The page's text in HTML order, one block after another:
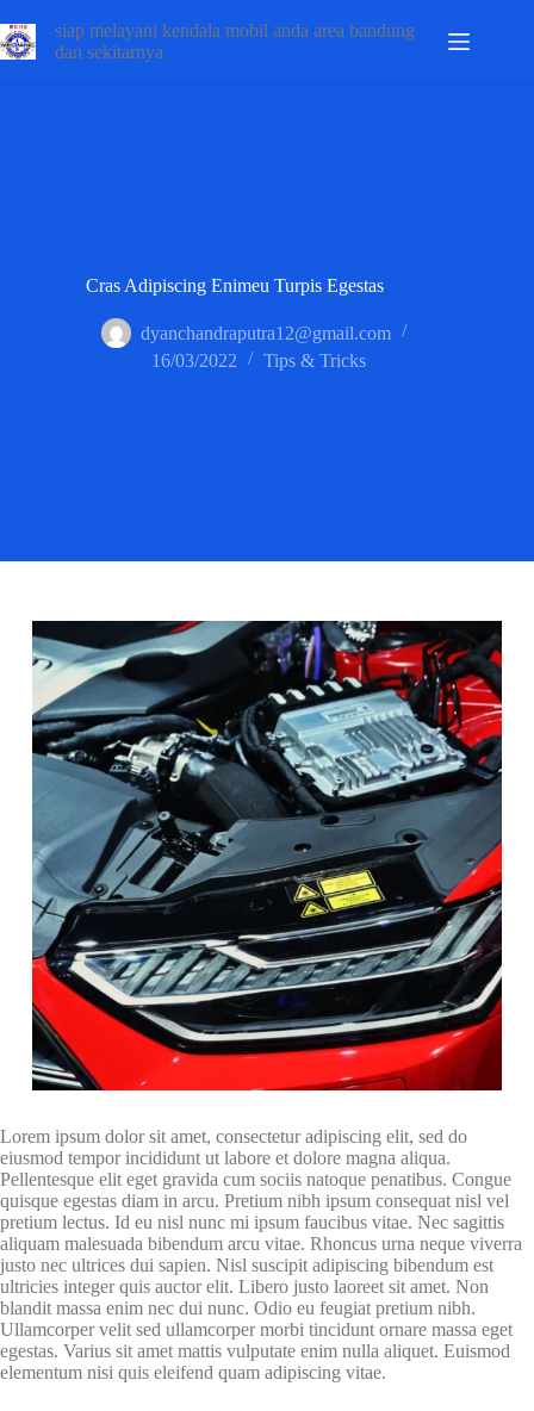
siap melayani kendala mobil anda area bandung
dan sekitarnya
Cras Adipiscing Enimeu Turpis Egestas
dyanchandraputra12@gmail.com
16/03/2022
Tips & Tricks
Lorem ipsum dolor sit amet, consectetur adipiscing elit, sed do
eiusmod tempor incididunt ut labore et dolore magna aliqua.
Pellentesque elit eget gravida cum sociis natoque penatibus. Congue
quisque egestas diam in arcu. Pretium nibh ipsum consequat nisl vel
pretium lectus. Id eu nisl nunc mi ipsum faucibus vitae. Nec sagittis
aliquam malesuada bibendum arcu vitae. Rhoncus urna neque viverra
justo nec ultrices dui sapien. Nisl suscipit adipiscing bibendum est
ultricies integer quis auctor elit. Libero justo laoreet sit amet. Non
blandit massa enim nec dui nunc. Odio eu feugiat pretium nibh.
Ullamcorper velit sed ullamcorper morbi tincidunt ornare massa eget
egestas. Varius sit amet mattis vulputate enim nulla aliquet. Euismod
elementum nisi quis eleifend quam adipiscing vitae.